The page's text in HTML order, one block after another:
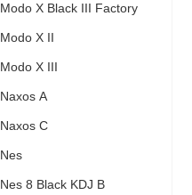
Modo X Black III Factory
Modo X II
Modo X III
Naxos A
Naxos C
Nes
Nes 8 Black KDJ B